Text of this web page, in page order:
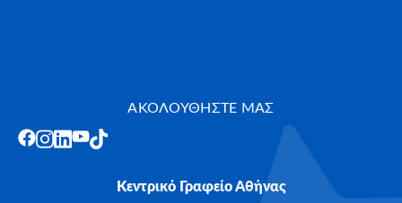
ΑΚΟΛΟΥΘΗΣΤΕ ΜΑΣ
Κεντρικό Γραφείο Αθήνας